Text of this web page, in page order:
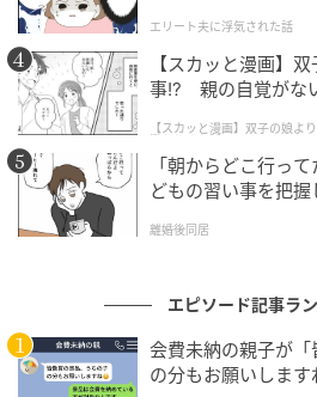
です。みんなのクチコミ
索、おでかけ情報、離
000万人以上。
エリート夫に浮気された話
【スカッと漫画】
事!? 親の自覚がな
【スカッと漫画】双子の娘よ
懲らしめた話
「朝からどこ行っ
どもの習い事を把握
離婚後同居
エピソード記事ラ
会費未納の親子が
の分もお願いしま